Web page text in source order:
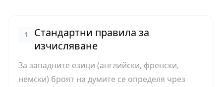
1
Стандартни правила за
изчисляване
За западните езици (английски, френски,
немски) броят на думите се определя чрез